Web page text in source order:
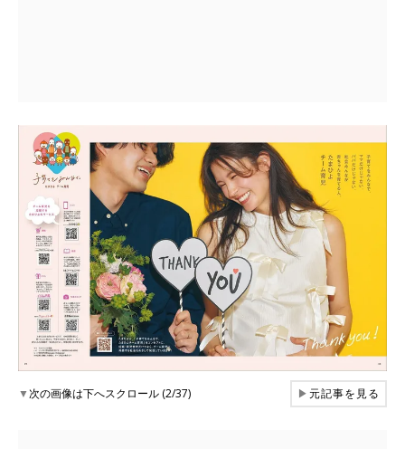
▼次の画像は下へスクロール (2/37) ▶元記事を見る